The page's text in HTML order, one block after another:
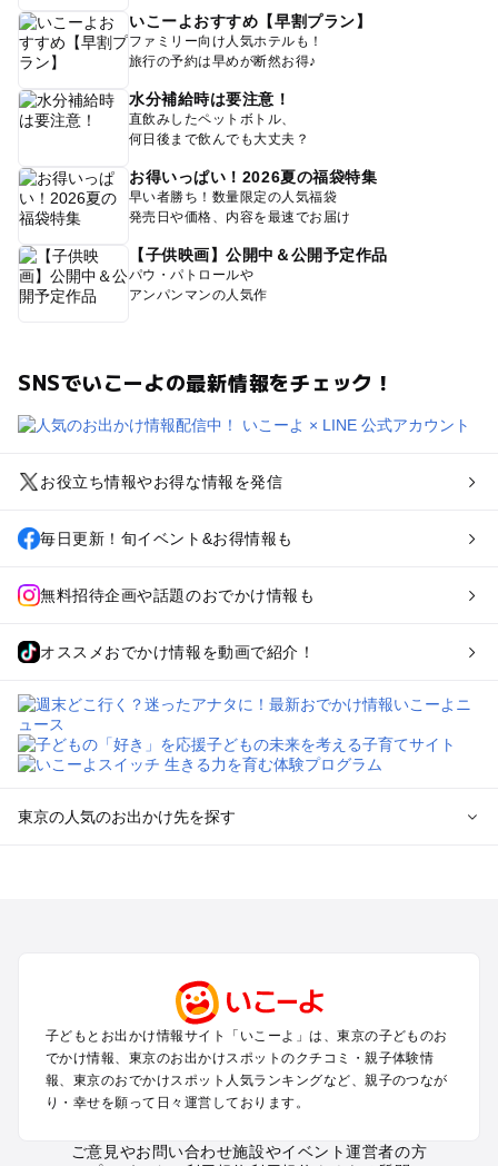
いこーよおすすめ【早割プラン】
ファミリー向け人気ホテルも！
旅行の予約は早めが断然お得♪
水分補給時は要注意！
直飲みしたペットボトル、
何日後まで飲んでも大丈夫？
お得いっぱい！2026夏の福袋特集
早い者勝ち！数量限定の人気福袋
発売日や価格、内容を最速でお届け
【子供映画】公開中＆公開予定作品
パウ・パトロールや
アンパンマンの人気作
SNSでいこーよの最新情報をチェック！
お役立ち情報やお得な情報を発信
毎日更新！旬イベント&お得情報も
無料招待企画や話題のおでかけ情報も
オススメおでかけ情報を動画で紹介！
東京の人気のお出かけ先を探す
町田・相模原・愛川・上野原のプールお出かけ
渋谷・原宿・恵比寿・中目黒・自由が丘のプールお出かけ
池袋・赤羽・王子・巣鴨・目白・石神井のプールお出かけ
新宿・高田馬場・代々木・千駄ヶ谷のプールお出かけ
銀座・丸の内・日本橋・有楽町・築地・月島のプールお出かけ
小金井・小平・西東京・東村山・東久留米のプールお出かけ
子どもとお出かけ情報サイト「いこーよ」は、東京の子どものお
でかけ情報、東京のお出かけスポットのクチコミ・親子体験情
報、東京のおでかけスポット人気ランキングなど、親子のつなが
り・幸せを願って日々運営しております。
ご意見やお問い合わせ施設やイベント運営者の方